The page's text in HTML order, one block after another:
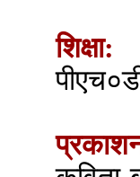
शिक्षा: